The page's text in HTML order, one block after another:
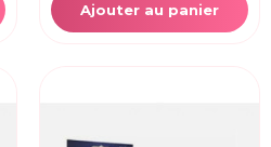
Ajouter au panier